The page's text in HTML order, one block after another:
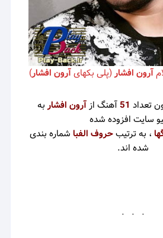
آرون افشار(پلی بکهایآرون افشار)
تعداد 51آهنگ از آرون افشاربه
سایت افزوده شده
، به ترتیبحروف الفبا شماره بندی
شده اند.
. . .